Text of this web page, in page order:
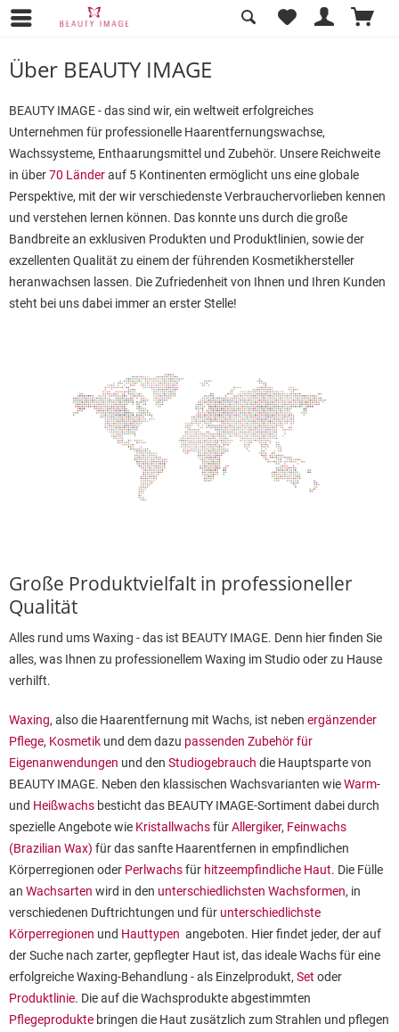
Über BEAUTY IMAGE
Über BEAUTY IMAGE
BEAUTY IMAGE - das sind wir, ein weltweit erfolgreiches
Unternehmen für professionelle Haarentfernungswachse,
Wachssysteme, Enthaarungsmittel und Zubehör. Unsere Reichweite
in über70 Länderauf 5 Kontinenten ermöglicht uns eine globale
Perspektive, mit der wir verschiedenste Verbrauchervorlieben kennen
und verstehen lernen können. Das konnte uns durch die große
Bandbreite an exklusiven Produkten und Produktlinien, sowie der
exzellenten Qualität zu einem der führenden Kosmetikhersteller
heranwachsen lassen. Die Zufriedenheit von Ihnen und Ihren Kunden
steht bei uns dabei immer an erster Stelle!
Große Produktvielfalt in professioneller
Qualität
Alles rund ums Waxing - das ist BEAUTY IMAGE. Denn hier finden Sie
alles, was Ihnen zu professionellem Waxing im Studio oder zu Hause
verhilft.
Waxing, also die Haarentfernung mit Wachs, ist neben ergänzender
Pflege, Kosmetik und dem dazu passenden Zubehör für
Eigenanwendungen und den Studiogebrauch die Hauptsparte von
BEAUTY IMAGE. Neben den klassischen Wachsvarianten wieWarm-
und Heißwachs besticht das BEAUTY IMAGE-Sortiment dabei durch
spezielle Angebote wie KristallwachsfürAllergiker, Feinwachs
(Brazilian Wax) für das sanfte Haarentfernen in empfindlichen
Körperregionen oder Perlwachsfür hitzeempfindliche Haut. Die Fülle
an Wachsarten wird in den unterschiedlichsten Wachsformen, in
verschiedenen Duftrichtungen und für unterschiedlichste
Körperregionen und Hauttypen angeboten. Hier findet jeder, der auf
der Suche nach zarter, gepflegter Haut ist, das ideale Wachs für eine
erfolgreiche Waxing-Behandlung - als Einzelprodukt, Set oder
Produktlinie. Die auf die Wachsprodukte abgestimmten
Pflegeprodukte bringen die Haut zusätzlich zum Strahlen und pflegen